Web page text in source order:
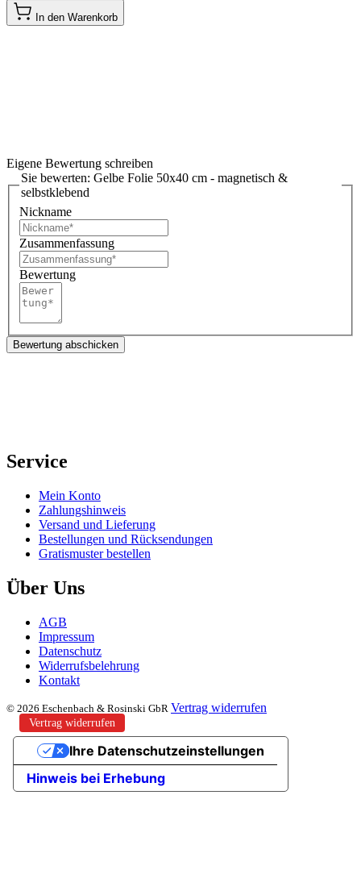
In den Warenkorb
Eigene Bewertung schreiben
Sie bewerten: Gelbe Folie 50x40 cm - magnetisch &
selbstklebend
Nickname
Zusammenfassung
Bewertung
Bewertung abschicken
Service
Mein Konto
Zahlungshinweis
Versand und Lieferung
Bestellungen und Rücksendungen
Gratismuster bestellen
Über Uns
AGB
Impressum
Datenschutz
Widerrufsbelehrung
Kontakt
© 2026 Eschenbach & Rosinski GbR Vertrag widerrufen
Vertrag widerrufen
Hinweis bei Erhebung
Ihre Datenschutzeinstellungen